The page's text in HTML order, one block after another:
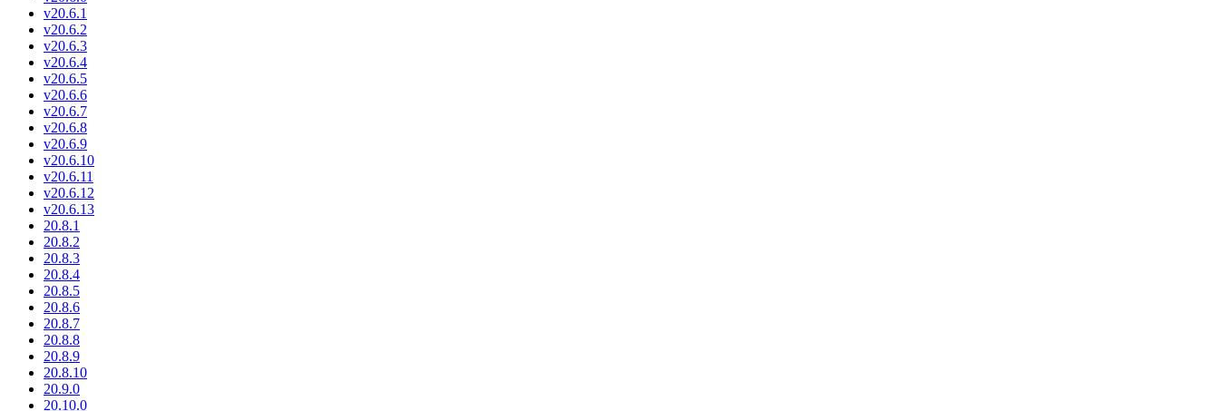
v20.6.1
v20.6.2
v20.6.3
v20.6.4
v20.6.5
v20.6.6
v20.6.7
v20.6.8
v20.6.9
v20.6.10
v20.6.11
v20.6.12
v20.6.13
20.8.1
20.8.2
20.8.3
20.8.4
20.8.5
20.8.6
20.8.7
20.8.8
20.8.9
20.8.10
20.9.0
20.10.0